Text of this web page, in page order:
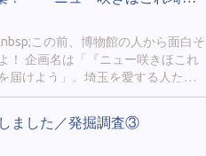
この前、博物館の人から面白そ
これ
届けよう」。埼玉を愛する人たち
い。 &nbsp; &nbsp;
ました／発掘調査③